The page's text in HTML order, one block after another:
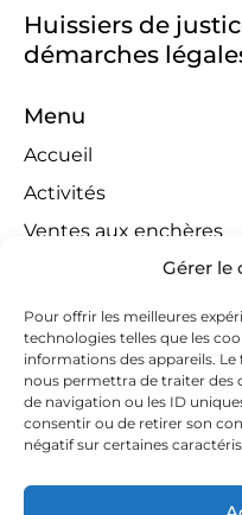
Gérer le
Pour offrir les meilleures
technologies telles que les
informations des appareils.
nous permettra de traiter des
de navigation ou les ID
consentir ou de retirer son
négatif sur certaines
Huissiers de
démarches
Menu
Accueil
Activités
Ventes aux enchères
Compétences
Jeux concours
Liens
Contact
Contactez-nous
huissiers@tapella-